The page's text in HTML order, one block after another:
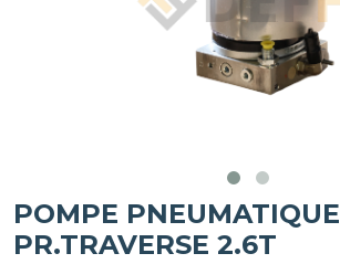
POMPE PNEUMATIQUE
PR.TRAVERSE 2.6T